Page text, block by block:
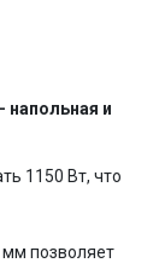
напольная и
1150 Вт, что
позволяет